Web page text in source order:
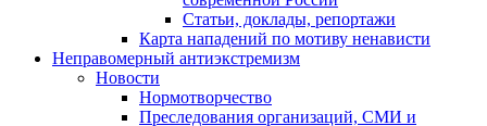
Статьи, доклады, репортажи
Карта нападений по мотиву ненависти
Неправомерный антиэкстремизм
Новости
Нормотворчество
Преследования организаций, СМИ и